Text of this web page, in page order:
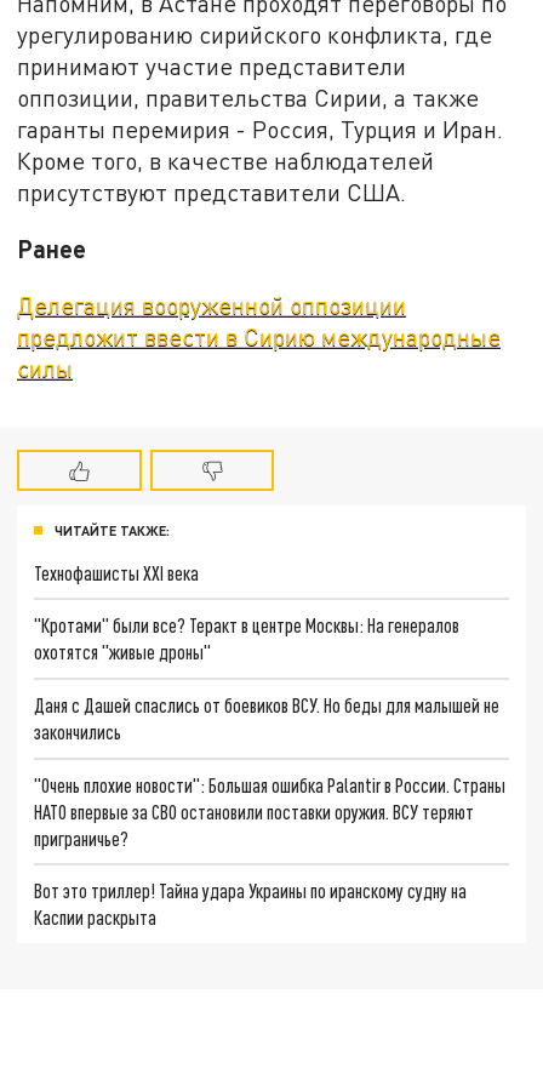
урегулированию сирийского конфликта, где
принимают участие представители
оппозиции, правительства Сирии, а также
гаранты перемирия - Россия, Турция и Иран.
Кроме того, в качестве наблюдателей
присутствуют представители США.
Ранее
Делегация вооруженной оппозиции
предложит ввести в Сирию международные
силы
ЧИТАЙТЕ ТАКЖЕ:
Технофашисты XXI века
"Кротами" были все? Теракт в центре Москвы: На генералов
охотятся "живые дроны"
Даня с Дашей спаслись от боевиков ВСУ. Но беды для малышей не
закончились
"Очень плохие новости": Большая ошибка Palantir в России. Страны
НАТО впервые за СВО остановили поставки оружия. ВСУ теряют
приграничье?
Вот это триллер! Тайна удара Украины по иранскому судну на
Каспии раскрыта